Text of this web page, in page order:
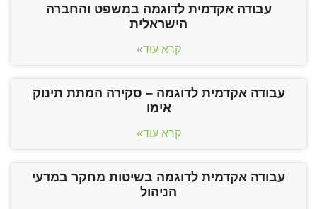
עבודה אקדמית לדוגמה במשפט והחברה
הישראלית
קרא עוד»
עבודה אקדמית לדוגמה – סקירה המתת תינוק
אימו
קרא עוד»
עבודה אקדמית לדוגמה בשיטות מחקר במדעי
הניהול